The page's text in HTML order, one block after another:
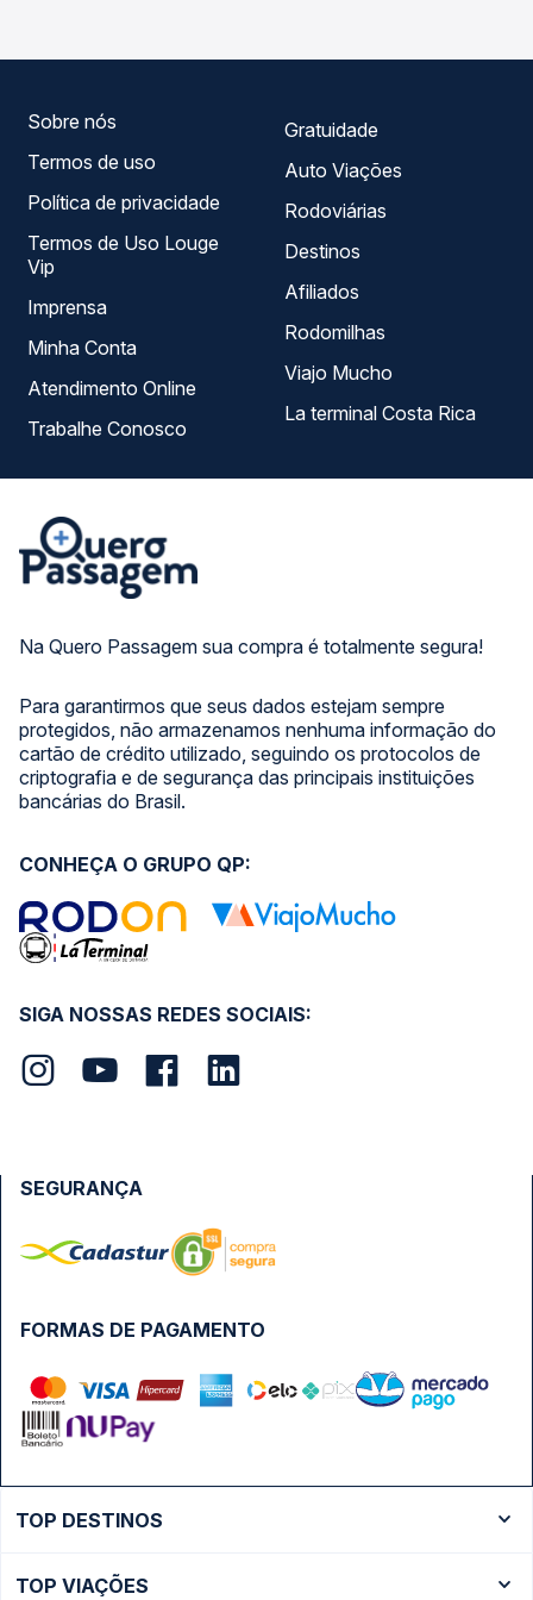
Na Quero Passagem sua compra é totalmente segura!
Para garantirmos que seus dados estejam sempre
protegidos, não armazenamos nenhuma informação do
cartão de crédito utilizado, seguindo os protocolos de
criptografia e de segurança das principais instituições
bancárias do Brasil.
Sobre nós
Termos de uso
Política de privacidade
Termos de Uso Louge
Vip
Imprensa
Minha Conta
Atendimento Online
Trabalhe Conosco
Gratuidade
Auto Viações
Rodoviárias
Destinos
Afiliados
Rodomilhas
Viajo Mucho
La terminal Costa Rica
SIGA NOSSAS REDES SOCIAIS:
CONHEÇA O GRUPO QP:
FORMAS DE PAGAMENTO
SEGURANÇA
TOP DESTINOS
TOP VIAÇÕES